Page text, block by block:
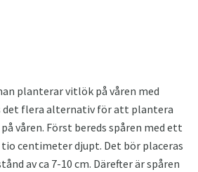
planterar vitlök på våren med
det flera alternativ för att plantera
våren. Först bereds spåren med ett
centimeter djupt. Det bör placeras
av ca 7-10 cm. Därefter är spåren